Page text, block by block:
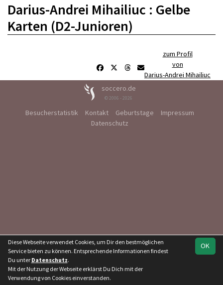
Darius-Andrei Mihailiuc : Gelbe
Karten (D2-Junioren)
zum Profil
von
Darius-Andrei Mihailiuc
soccero.de
© 2006 - 2026
Besucherstatistik Kontakt Geburtstage
Impressum
Datenschutz
OK
Diese Webseite verwendet Cookies, um Dir den bestmöglichen
Service bieten zu können. Entsprechende Informationen findest
Du unter Datenschutz.
Mit der Nutzung der Webseite erklärst Du Dich mit der
Verwendung von Cookies einverstanden.